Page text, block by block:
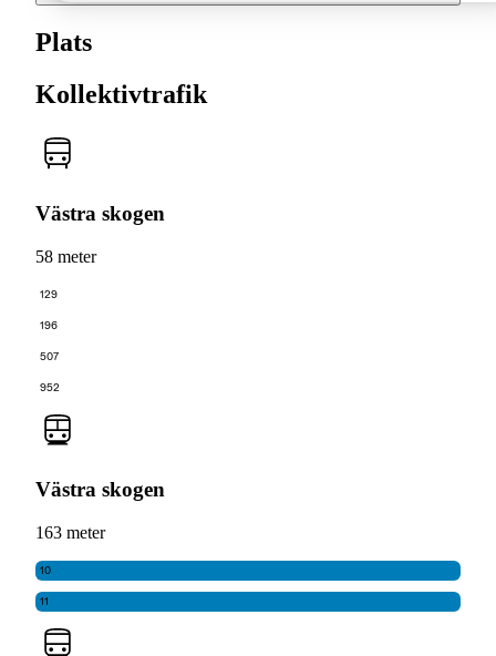
Plats
Kollektivtrafik
Västra skogen
58 meter
129
196
507
952
Västra skogen
163 meter
10
11